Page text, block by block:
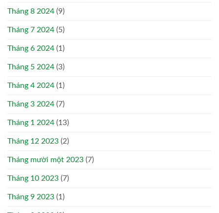
Tháng 8 2024 (9)
Tháng 7 2024 (5)
Tháng 6 2024 (1)
Tháng 5 2024 (3)
Tháng 4 2024 (1)
Tháng 3 2024 (7)
Tháng 1 2024 (13)
Tháng 12 2023 (2)
Tháng mười một 2023 (7)
Tháng 10 2023 (7)
Tháng 9 2023 (1)